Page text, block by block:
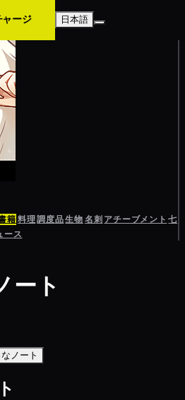
ャージ 日本語
籍料理調度品生物名刺 アチーブメント 七
ース
ート
ノート